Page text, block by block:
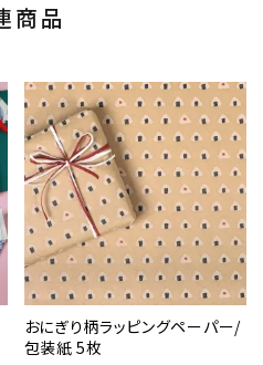
商品
おにぎり柄ラッピングペーパー/
包装紙 5枚